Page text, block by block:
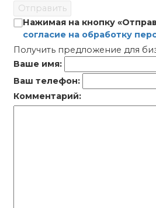
Отправить
Нажимая на кнопку
согласие на обработку
Получить предложение для
Ваше имя:
Ваш телефон:
Комментарий: